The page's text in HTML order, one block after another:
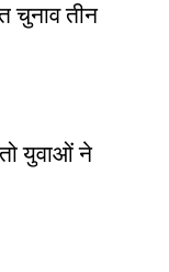
चुनाव तीन
युवाओं ने